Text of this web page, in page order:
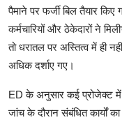
पैमाने पर फर्जी बिल तैयार
कर्मचारियों और ठेकेदारों ने
तो धरातल पर अस्तित्व में ही
अधिक दर्शाए गए।
ED के अनुसार कई प्रोजेक्ट में
जांच के दौरान संबंधित कार्यों